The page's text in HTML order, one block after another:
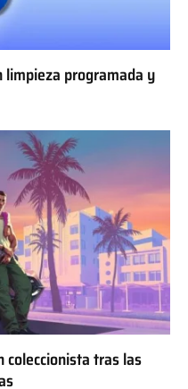
limpieza programada y
coleccionista tras las